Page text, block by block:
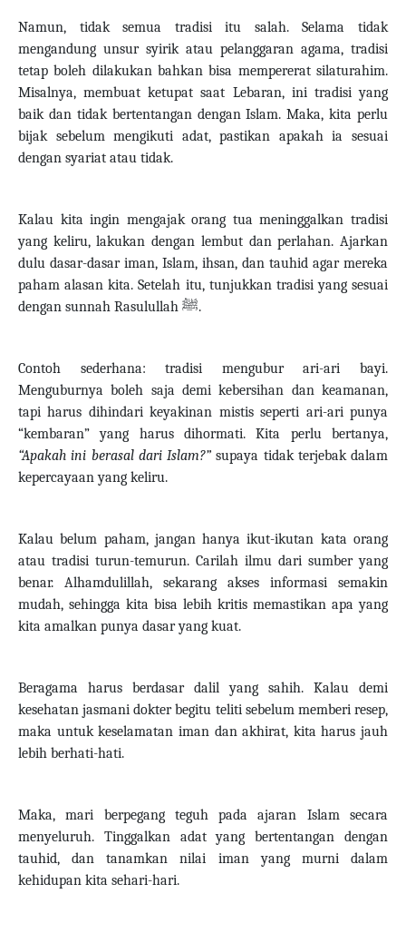
Namun, tidak semua tradisi itu salah. Selama tidak
mengandung unsur syirik atau pelanggaran agama, tradisi
tetap boleh dilakukan bahkan bisa mempererat silaturahim.
Misalnya, membuat ketupat saat Lebaran, ini tradisi yang
baik dan tidak bertentangan dengan Islam. Maka, kita perlu
bijak sebelum mengikuti adat, pastikan apakah ia sesuai
dengan syariat atau tidak.
Kalau kita ingin mengajak orang tua meninggalkan tradisi
yang keliru, lakukan dengan lembut dan perlahan. Ajarkan
dulu dasar-dasar iman, Islam, ihsan, dan tauhid agar mereka
paham alasan kita. Setelah itu, tunjukkan tradisi yang sesuai
dengan sunnah Rasulullah ﷺ.
Contoh sederhana: tradisi mengubur ari-ari bayi.
Menguburnya boleh saja demi kebersihan dan keamanan,
tapi harus dihindari keyakinan mistis seperti ari-ari punya
“kembaran” yang harus dihormati. Kita perlu bertanya,
“Apakah ini berasal dari Islam?” supaya tidak terjebak dalam
kepercayaan yang keliru.
Kalau belum paham, jangan hanya ikut-ikutan kata orang
atau tradisi turun-temurun. Carilah ilmu dari sumber yang
benar. Alhamdulillah, sekarang akses informasi semakin
mudah, sehingga kita bisa lebih kritis memastikan apa yang
kita amalkan punya dasar yang kuat.
Beragama harus berdasar dalil yang sahih. Kalau demi
kesehatan jasmani dokter begitu teliti sebelum memberi resep,
maka untuk keselamatan iman dan akhirat, kita harus jauh
lebih berhati-hati.
Maka, mari berpegang teguh pada ajaran Islam secara
menyeluruh. Tinggalkan adat yang bertentangan dengan
tauhid, dan tanamkan nilai iman yang murni dalam
kehidupan kita sehari-hari.